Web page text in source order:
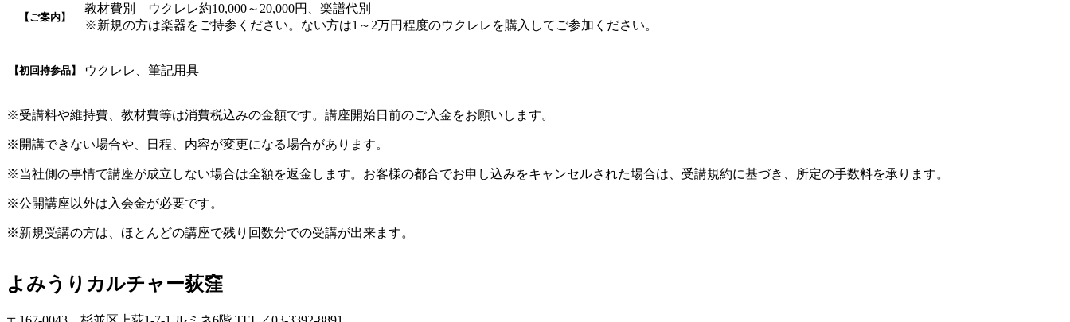
【ご案内】
教材費別 ウクレレ約10,000～20,000円、楽譜代別
※新規の方は楽器をご持参ください。ない方は1～2万円程度のウクレレを購入してご参加ください。
【初回持参品】 ウクレレ、筆記用具
※受講料や維持費、教材費等は消費税込みの金額です。講座開始日前のご入金をお願いします。
※開講できない場合や、日程、内容が変更になる場合があります。
※当社側の事情で講座が成立しない場合は全額を返金します。お客様の都合でお申し込みをキャンセルされた場合は、受講規約に基づき、所定の手数料を承ります。
※公開講座以外は入会金が必要です。
※新規受講の方は、ほとんどの講座で残り回数分での受講が出来ます。
よみうりカルチャー荻窪